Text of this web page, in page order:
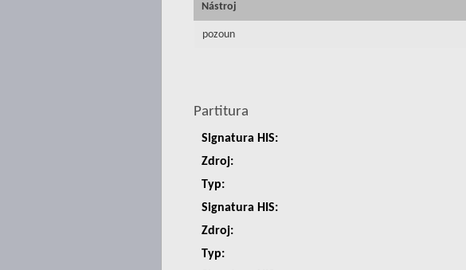
Nástroj
pozoun
Partitura
Signatura HIS:
Zdroj:
Typ:
Signatura HIS:
Zdroj:
Typ: